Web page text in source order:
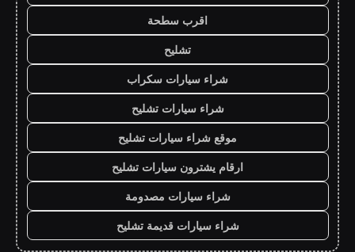
اقرب سطحة
تشليح
شراء سيارات سكراب
شراء سيارات تشليح
موقع شراء سيارات تشليح
ارقام يشترون سيارات تشليح
شراء سيارات مصدومة
شراء سيارات قديمة تشليح